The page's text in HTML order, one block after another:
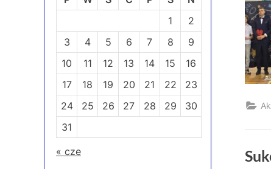
1
2
3
4 5 6 7 8
9
10
11 12 13 14 15
16
17
18 19 20 21 22
23
24
25 26 27 28 29
30
31
« cze